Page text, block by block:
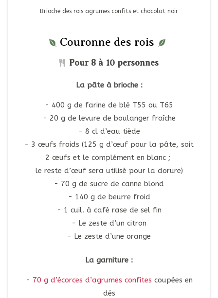
Brioche des rois agrumes confits et chocolat noir
Couronne des rois
Pour 8 à 10 personnes
La pâte à brioche :
400 g de farine de blé T55 ou T65
20 g de levure de boulanger fraîche
8 cl d’eau tiède
3 œufs froids (125 g d’œuf pour la pâte, soit
2 œufs et le complément en blanc ;
le reste d’œuf sera utilisé pour la dorure)
70 g de sucre de canne blond
140 g de beurre froid
1 cuil. à café rase de sel fin
Le zeste d’un citron
Le zeste d’une orange
La garniture :
70 g d’écorces d’agrumes confites coupées en
dés